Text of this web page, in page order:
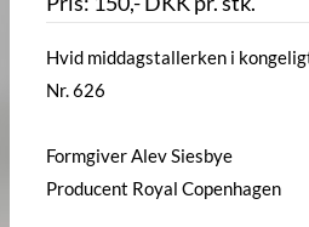
Hvid middagstallerken i
Nr. 626
Formgiver Alev Siesbye
Producent Royal Copenhagen